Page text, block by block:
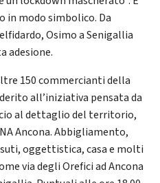
in modo simbolico. Da
Osimo a Senigallia
adesione.
150 commercianti della
all’iniziativa pensata da
al dettaglio del territorio,
Ancona. Abbigliamento,
oggettistica, casa e molti
via degli Orefici ad Ancona